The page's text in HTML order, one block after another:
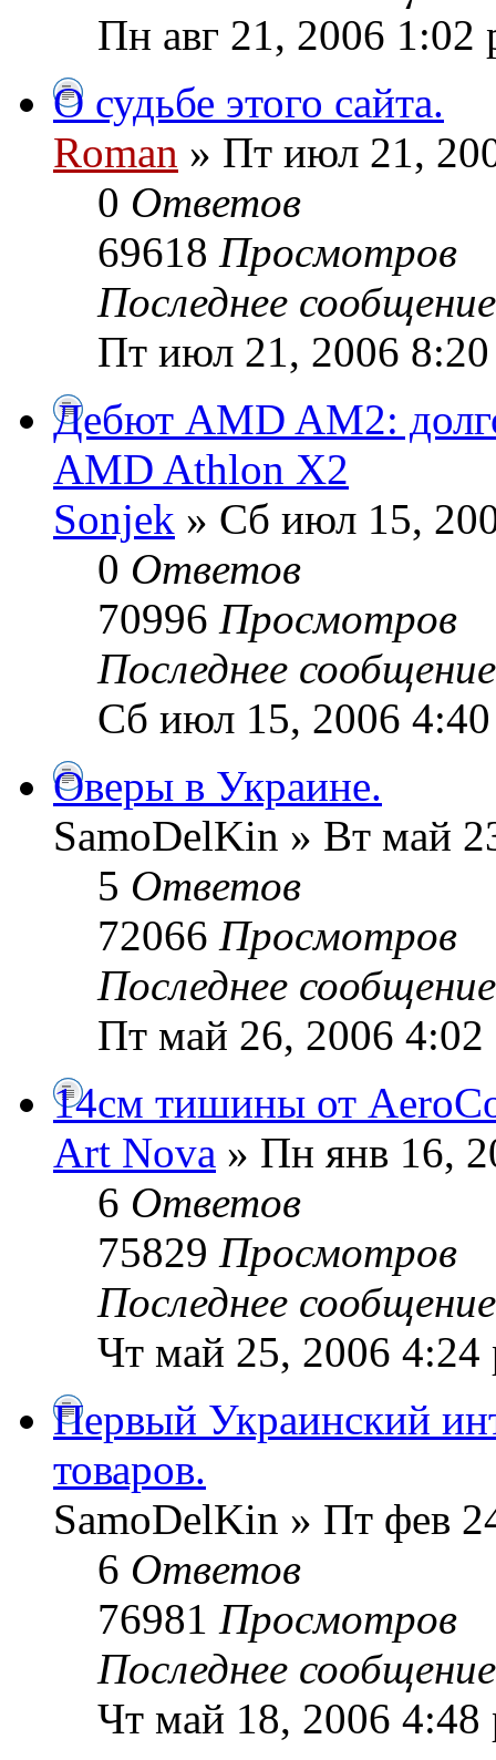
Пн авг 21, 2006 1:02
О судьбе этого сайта.
Roman » Пт июл 21,
0 Ответов
69618 Просмотров
Последнее
Пт июл 21, 2006
Дебют AMD AM2:
AMD Athlon X2
Sonjek » Сб июл 15,
0 Ответов
70996 Просмотров
Последнее
Сб июл 15, 2006
Оверы в Украине.
SamoDelKin » Вт май
5 Ответов
72066 Просмотров
Последнее
Пт май 26, 2006 4:02
14см тишины от
Art Nova » Пн янв 16,
6 Ответов
75829 Просмотров
Последнее
Чт май 25, 2006 4:24
Первый Украинский
товаров.
SamoDelKin » Пт фев
6 Ответов
76981 Просмотров
Последнее
Чт май 18, 2006 4:48